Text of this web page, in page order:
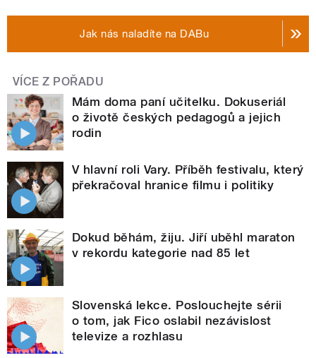
Jak nás naladíte na DABu
VÍCE Z POŘADU
Mám doma paní učitelku. Dokuseriál
o životě českých pedagogů a jejich
rodin
V hlavní roli Vary. Příběh festivalu, který
překračoval hranice filmu i politiky
Dokud běhám, žiju. Jiří uběhl maraton
v rekordu kategorie nad 85 let
Slovenská lekce. Poslouchejte sérii
o tom, jak Fico oslabil nezávislost
televize a rozhlasu